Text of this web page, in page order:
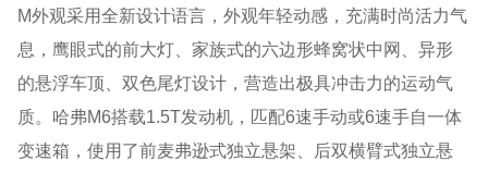
M外观采用全新设计语言，外观年轻动感，充满时尚活力气
息，鹰眼式的前大灯、家族式的六边形蜂窝状中网、异形
的悬浮车顶、双色尾灯设计，营造出极具冲击力的运动气
质。哈弗M6搭载1.5T发动机，匹配6速手动或6速手自一体
变速箱，使用了前麦弗逊式独立悬架、后双横臂式独立悬